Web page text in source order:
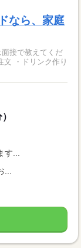
なら、家庭
面接で教えてくだ
す...
...